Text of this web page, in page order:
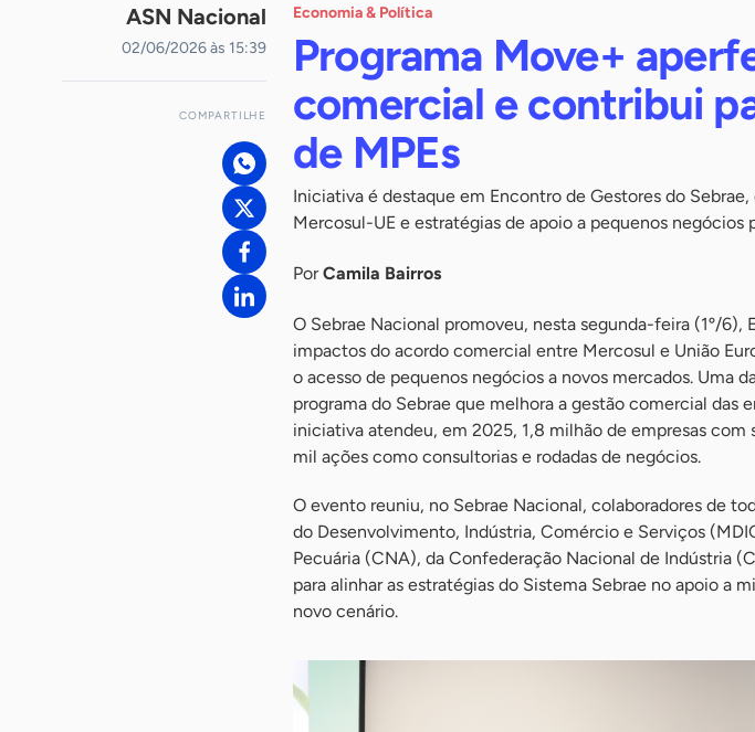
ASN Nacional
02/06/2026 às 15:39
COMPARTILHE
Economia & Política
Programa Move+
comercial e contribui
de MPEs
Iniciativa é destaque em Encontro de Gestores do
Mercosul-UE e estratégias de apoio a pequenos negócios
PorCamila Bairros
O Sebrae Nacional promoveu, nesta segunda-feira (1º/6),
impactos do acordo comercial entre Mercosul e União
o acesso de pequenos negócios a novos mercados. Uma
programa do Sebrae que melhora a gestão comercial das
iniciativa atendeu, em 2025, 1,8 milhão de empresas
mil ações como consultorias e rodadas de negócios.
O evento reuniu, no Sebrae Nacional, colaboradores de
do Desenvolvimento, Indústria, Comércio e Serviços
Pecuária (CNA), da Confederação Nacional de Indústria
para alinhar as estratégias do Sistema Sebrae no apoio a
novo cenário.